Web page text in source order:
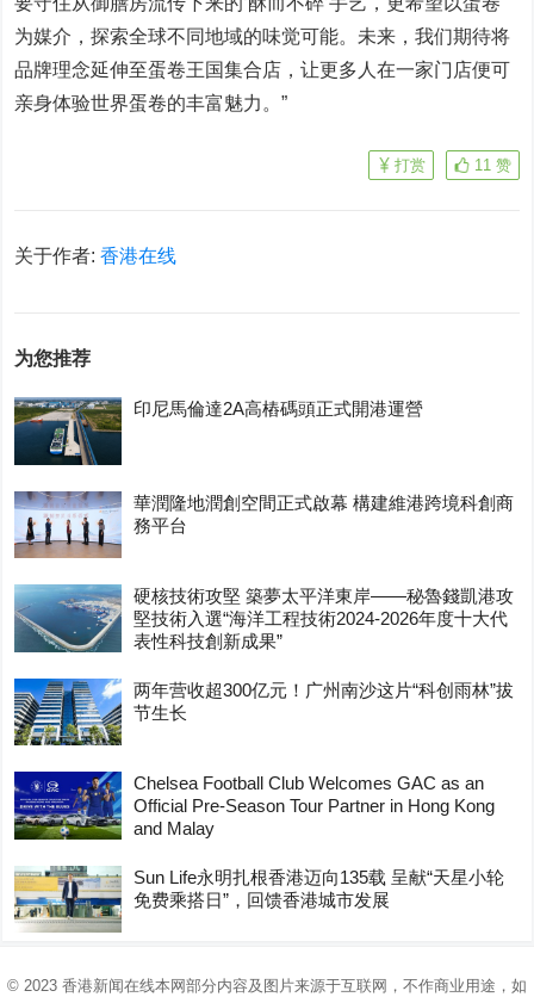
为媒介，探索全球不同地域的味觉可能。未来，我们期待将
品牌理念延伸至蛋卷王国集合店，让更多人在一家门店便可
亲身体验世界蛋卷的丰富魅力。”
11 赞
打赏
关于作者:香港在线
为您推荐
印尼馬倫達2A高樁碼頭正式開港運營
華潤隆地潤創空間正式啟幕 構建維港跨境科創商
務平台
硬核技術攻堅 築夢太平洋東岸——秘魯錢凱港攻
堅技術入選“海洋工程技術2024-2026年度十大代
表性科技創新成果”
两年营收超300亿元！广州南沙这片“科创雨林”拔
节生长
Chelsea Football Club Welcomes GAC as an
Official Pre-Season Tour Partner in Hong Kong
and Malay
Sun Life永明扎根香港迈向135载 呈献“天星小轮
免费乘搭日”，回馈香港城市发展
© 2023 香港新闻在线本网部分内容及图片来源于互联网，不作商业用途，如